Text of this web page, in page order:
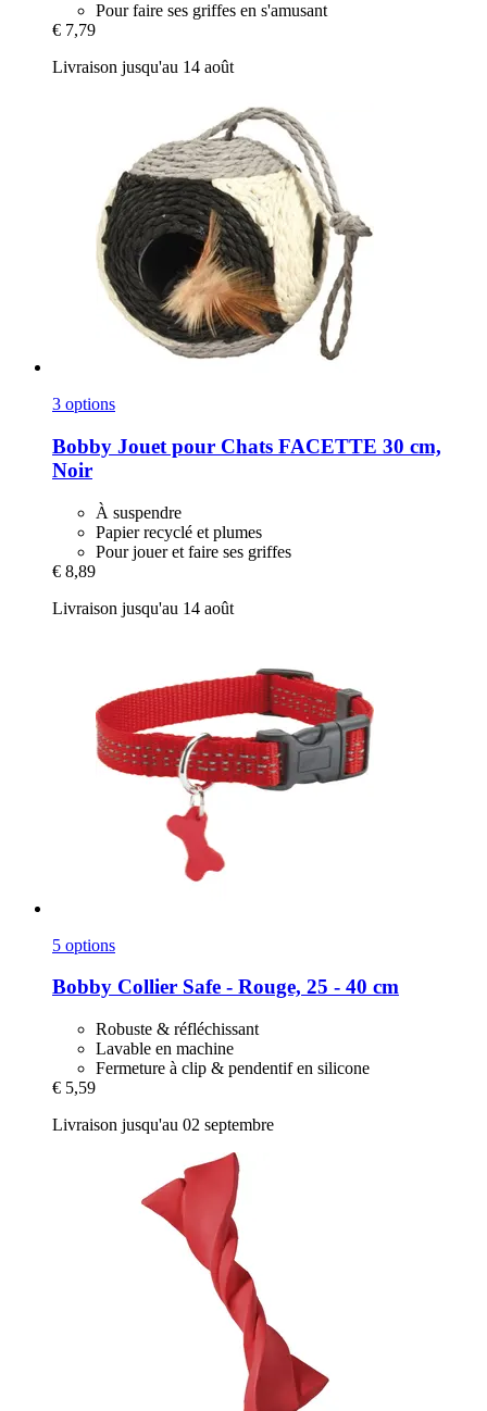
Pour faire ses griffes en s'amusant
€ 7,79
Livraison jusqu'au 14 août
3 options
Bobby Jouet pour Chats FACETTE 30 cm,
Noir
À suspendre
Papier recyclé et plumes
Pour jouer et faire ses griffes
€ 8,89
Livraison jusqu'au 14 août
5 options
Bobby Collier Safe -​ Rouge, 25 -​ 40 cm
Robuste & réfléchissant
Lavable en machine
Fermeture à clip & pendentif en silicone
€ 5,59
Livraison jusqu'au 02 septembre